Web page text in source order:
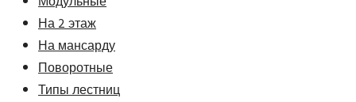
На 2 этаж
На мансарду
Поворотные
Типы лестниц